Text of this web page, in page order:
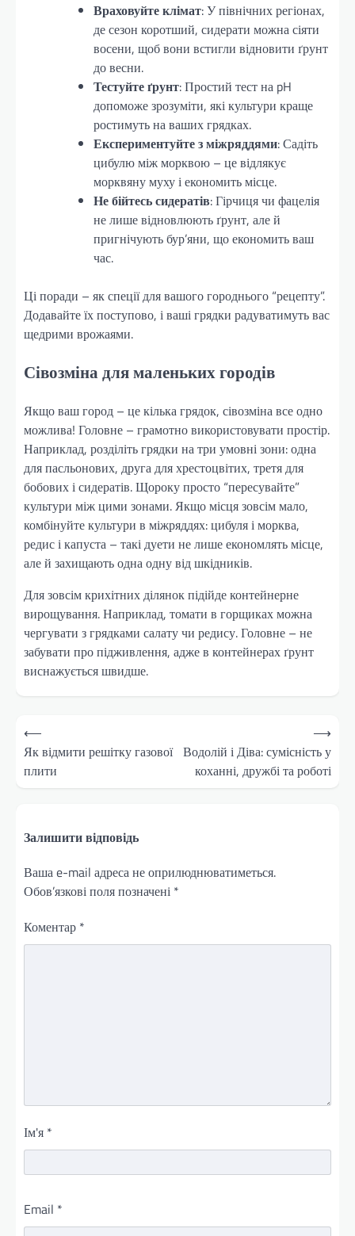
Враховуйте клімат: У північних регіонах,
де сезон коротший, сидерати можна сіяти
восени, щоб вони встигли відновити ґрунт
до весни.
Тестуйте ґрунт: Простий тест на pH
допоможе зрозуміти, які культури краще
ростимуть на ваших грядках.
Експериментуйте з міжряддями: Садіть
цибулю між морквою – це відлякує
морквяну муху і економить місце.
Не бійтесь сидератів: Гірчиця чи фацелія
не лише відновлюють ґрунт, але й
пригнічують бур’яни, що економить ваш
час.
Ці поради – як спеції для вашого городнього “рецепту”.
Додавайте їх поступово, і ваші грядки радуватимуть вас
щедрими врожаями.
Сівозміна для маленьких городів
Якщо ваш город – це кілька грядок, сівозміна все одно
можлива! Головне – грамотно використовувати простір.
Наприклад, розділіть грядки на три умовні зони: одна
для пасльонових, друга для хрестоцвітих, третя для
бобових і сидератів. Щороку просто “пересувайте”
культури між цими зонами. Якщо місця зовсім мало,
комбінуйте культури в міжряддях: цибуля і морква,
редис і капуста – такі дуети не лише економлять місце,
але й захищають одна одну від шкідників.
Для зовсім крихітних ділянок підійде контейнерне
вирощування. Наприклад, томати в горщиках можна
чергувати з грядками салату чи редису. Головне – не
забувати про підживлення, адже в контейнерах ґрунт
виснажується швидше.
Навігація
записів
⟵
Як відмити решітку газової
плити
Водолій і Діва: сумісність у
коханні, дружбі та роботі
⟶
Залишити відповідь
Ваша e-mail адреса не оприлюднюватиметься.
Обов’язкові поля позначені *
Коментар *
Ім'я *
Email *